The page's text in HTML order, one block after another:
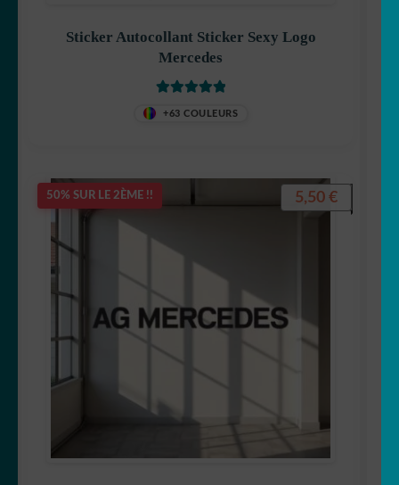
Sticker Autocollant Sticker Sexy Logo
Mercedes
+63 COULEURS
50% SUR LE 2ÈME !! 5,50 €